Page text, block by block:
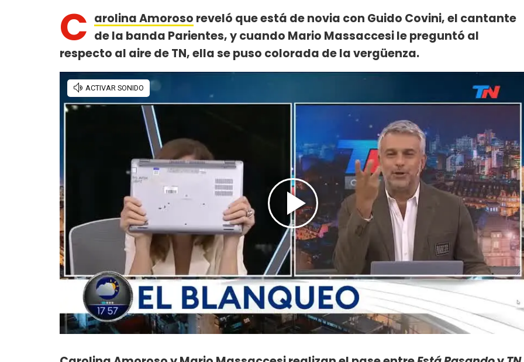
C arolina Amoroso reveló que está de novia con Guido Covini, el cantante
de la banda Parientes, y cuando Mario Massaccesi le preguntó al
respecto al aire de TN, ella se puso colorada de la vergüenza.